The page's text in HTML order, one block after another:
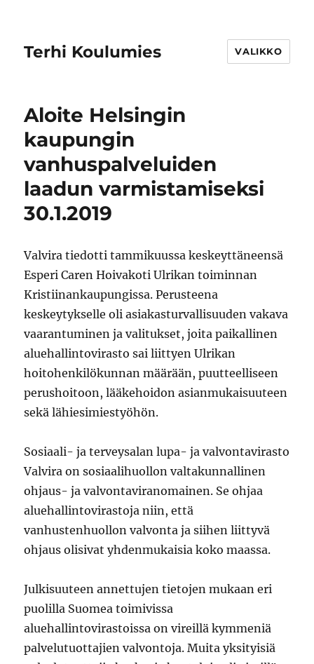
Terhi Koulumies VALIKKO
Aloite Helsingin
kaupungin
vanhuspalveluiden
laadun varmistamiseksi
30.1.2019
Valvira tiedotti tammikuussa keskeyttäneensä
Esperi Caren Hoivakoti Ulrikan toiminnan
Kristiinankaupungissa. Perusteena
keskeytykselle oli asiakasturvallisuuden vakava
vaarantuminen ja valitukset, joita paikallinen
aluehallintovirasto sai liittyen Ulrikan
hoitohenkilökunnan määrään, puutteelliseen
perushoitoon, lääkehoidon asianmukaisuuteen
sekä lähiesimiestyöhön.
Sosiaali- ja terveysalan lupa- ja valvontavirasto
Valvira on sosiaalihuollon valtakunnallinen
ohjaus- ja valvontaviranomainen. Se ohjaa
aluehallintovirastoja niin, että
vanhustenhuollon valvonta ja siihen liittyvä
ohjaus olisivat yhdenmukaisia koko maassa.
Julkisuuteen annettujen tietojen mukaan eri
puolilla Suomea toimivissa
aluehallintovirastoissa on vireillä kymmeniä
palvelutuottajien valvontoja. Muita yksityisiä